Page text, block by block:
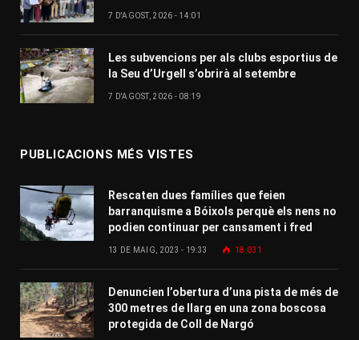
7 D'AGOST, 2026 - 14:01
Les subvencions per als clubs esportius de
la Seu d’Urgell s’obrirà al setembre
7 D'AGOST, 2026 - 08:19
PUBLICACIONS MÉS VISTES
Rescaten dues famílies que feien
barranquisme a Bóixols perquè els nens no
podien continuar per cansament i fred
13 DE MAIG, 2023 - 19:33 18.031
Denuncien l’obertura d’una pista de més de
300 metres de llarg en una zona boscosa
protegida de Coll de Nargó